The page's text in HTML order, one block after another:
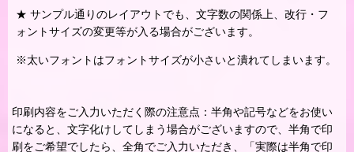
★ サンプル通りのレイアウトでも、文字数の関係上、改行・フ
ォントサイズの変更等が入る場合がございます。
※太いフォントはフォントサイズが小さいと潰れてしまいます。
印刷内容をご入力いただく際の注意点：半角や記号などをお使い
になると、文字化けしてしまう場合がございますので、半角で印
刷をご希望でしたら、全角でご入力いただき、「実際は半角で印